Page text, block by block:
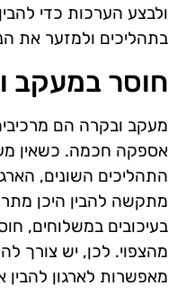
ולבצע הערכות כדי
בתהליכים ולמזער את
חוסר במעקב
מעקב ובקרה הם
אספקה חכמה. כשאין
התהליכים השונים,
מתקשה להבין היכן
בעיכובים במשלוחים,
מהצפוי. לכן, יש צורך
מאפשרות לארגון